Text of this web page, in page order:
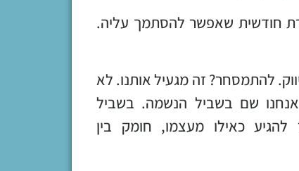
חודשית שאפשר להסתמך עליה.
להתמסחר? זה מגעיל אותנו. לא
שם בשביל הנשמה. בשביל
כאילו מעצמו, חומק בין